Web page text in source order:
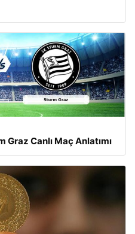
Graz Canlı Maç Anlatımı